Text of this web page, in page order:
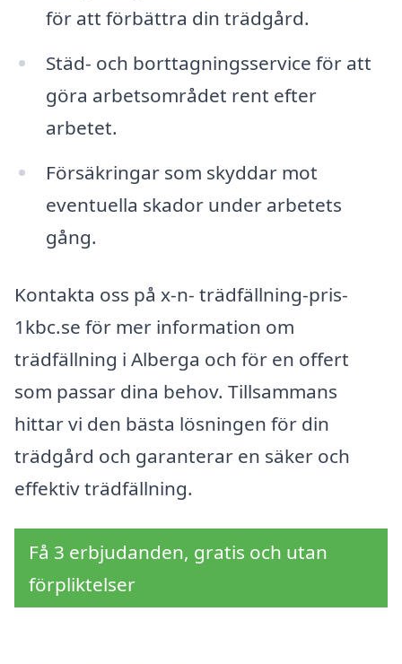
för att förbättra din trädgård.
Städ- och borttagningsservice för att
göra arbetsområdet rent efter
arbetet.
Försäkringar som skyddar mot
eventuella skador under arbetets
gång.
Kontakta oss på x-n- trädfällning-pris-
1kbc.se för mer information om
trädfällning i Alberga och för en offert
som passar dina behov. Tillsammans
hittar vi den bästa lösningen för din
trädgård och garanterar en säker och
effektiv trädfällning.
Få 3 erbjudanden, gratis och utan
förpliktelser